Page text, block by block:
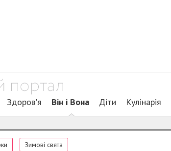
Здоров'я Він і Вона Діти Кулінарія
Зимові свята